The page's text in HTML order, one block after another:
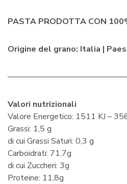
PASTA PRODOTTA CON
Origine del grano: Italia |
Valori nutrizionali
Valore Energetico: 1511 KJ –
Grassi: 1,5 g
di cui Grassi Saturi: 0,3 g
Carboidrati: 71,7g
di cui Zuccheri: 3g
Proteine: 11,8g